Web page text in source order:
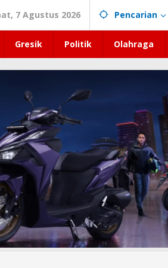
7 Agustus 2026 Pencarian
Gresik Politik Olahraga